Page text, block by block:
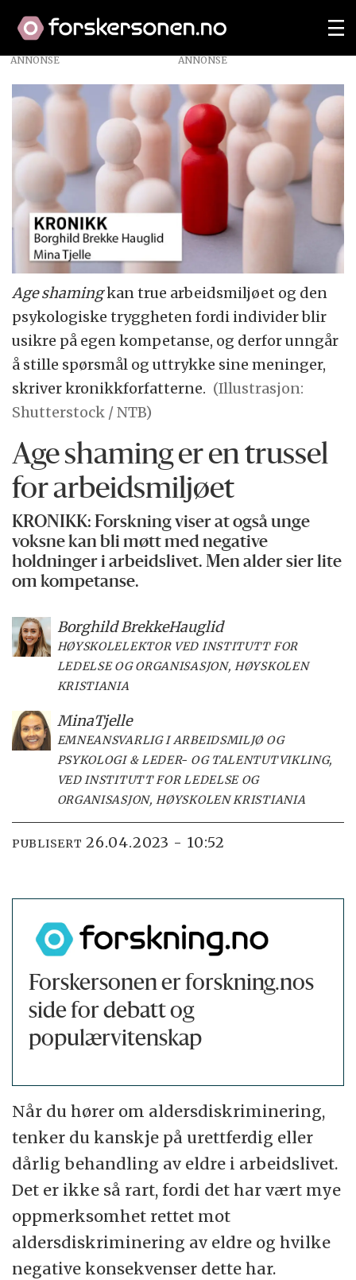
ANNONSE
Age shamingkan true arbeidsmiljøet og den
psykologiske tryggheten fordi individer blir
usikre på egen kompetanse, og derfor unngår
å stille spørsmål og uttrykke sine meninger,
skriver kronikkforfatterne. (Illustrasjon:
Shutterstock / NTB)
Age shaming er en trussel
for arbeids­miljøet
KRONIKK: Forskning viser at også unge
voksne kan bli møtt med negative
holdninger i arbeidslivet. Men alder sier lite
om kompetanse.
Borghild BrekkeHauglid
HØYSKOLELEKTOR VED INSTITUTT FOR
LEDELSE OG ORGANISASJON, HØYSKOLEN
KRISTIANIA
MinaTjelle
EMNEANSVARLIG I ARBEIDSMILJØ OG
PSYKOLOGI & LEDER- OG TALENTUTVIKLING,
VED INSTITUTT FOR LEDELSE OG
ORGANISASJON, HØYSKOLEN KRISTIANIA
PUBLISERT 26.04.2023 - 10:52
Forskersonen er forskning.nos
side for debatt og
populærvitenskap
Når du hører om aldersdiskriminering,
tenker du kanskje på urettferdig eller
dårlig behandling av eldre i arbeidslivet.
Det er ikke så rart, fordi det har vært mye
oppmerksomhet rettet mot
aldersdiskriminering av eldre og hvilke
negative konsekvenser dette har.